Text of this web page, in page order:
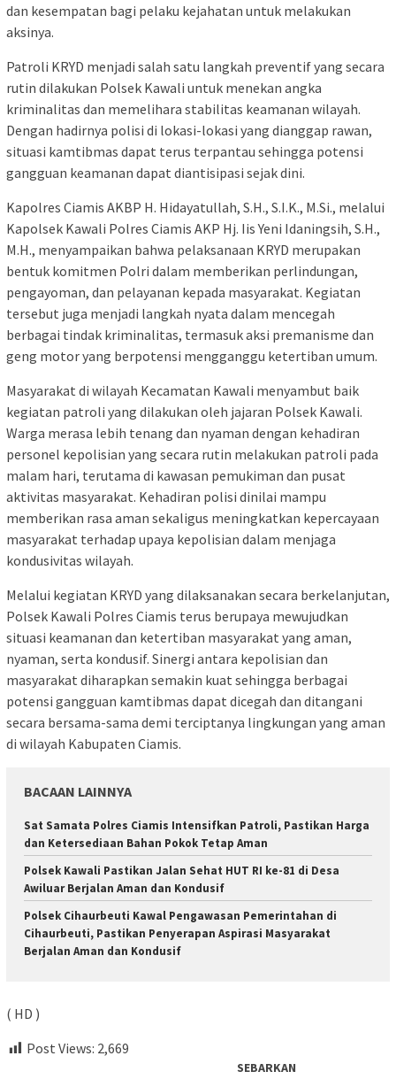
dan kesempatan bagi pelaku kejahatan untuk melakukan
aksinya.
Patroli KRYD menjadi salah satu langkah preventif yang secara
rutin dilakukan Polsek Kawali untuk menekan angka
kriminalitas dan memelihara stabilitas keamanan wilayah.
Dengan hadirnya polisi di lokasi-lokasi yang dianggap rawan,
situasi kamtibmas dapat terus terpantau sehingga potensi
gangguan keamanan dapat diantisipasi sejak dini.
Kapolres Ciamis AKBP H. Hidayatullah, S.H., S.I.K., M.Si., melalui
Kapolsek Kawali Polres Ciamis AKP Hj. Iis Yeni Idaningsih, S.H.,
M.H., menyampaikan bahwa pelaksanaan KRYD merupakan
bentuk komitmen Polri dalam memberikan perlindungan,
pengayoman, dan pelayanan kepada masyarakat. Kegiatan
tersebut juga menjadi langkah nyata dalam mencegah
berbagai tindak kriminalitas, termasuk aksi premanisme dan
geng motor yang berpotensi mengganggu ketertiban umum.
Masyarakat di wilayah Kecamatan Kawali menyambut baik
kegiatan patroli yang dilakukan oleh jajaran Polsek Kawali.
Warga merasa lebih tenang dan nyaman dengan kehadiran
personel kepolisian yang secara rutin melakukan patroli pada
malam hari, terutama di kawasan pemukiman dan pusat
aktivitas masyarakat. Kehadiran polisi dinilai mampu
memberikan rasa aman sekaligus meningkatkan kepercayaan
masyarakat terhadap upaya kepolisian dalam menjaga
kondusivitas wilayah.
Melalui kegiatan KRYD yang dilaksanakan secara berkelanjutan,
Polsek Kawali Polres Ciamis terus berupaya mewujudkan
situasi keamanan dan ketertiban masyarakat yang aman,
nyaman, serta kondusif. Sinergi antara kepolisian dan
masyarakat diharapkan semakin kuat sehingga berbagai
potensi gangguan kamtibmas dapat dicegah dan ditangani
secara bersama-sama demi terciptanya lingkungan yang aman
di wilayah Kabupaten Ciamis.
BACAAN LAINNYA
Sat Samata Polres Ciamis Intensifkan Patroli, Pastikan Harga
dan Ketersediaan Bahan Pokok Tetap Aman
Polsek Kawali Pastikan Jalan Sehat HUT RI ke-81 di Desa
Awiluar Berjalan Aman dan Kondusif
Polsek Cihaurbeuti Kawal Pengawasan Pemerintahan di
Cihaurbeuti, Pastikan Penyerapan Aspirasi Masyarakat
Berjalan Aman dan Kondusif
( HD )
Post Views: 2,669
SEBARKAN